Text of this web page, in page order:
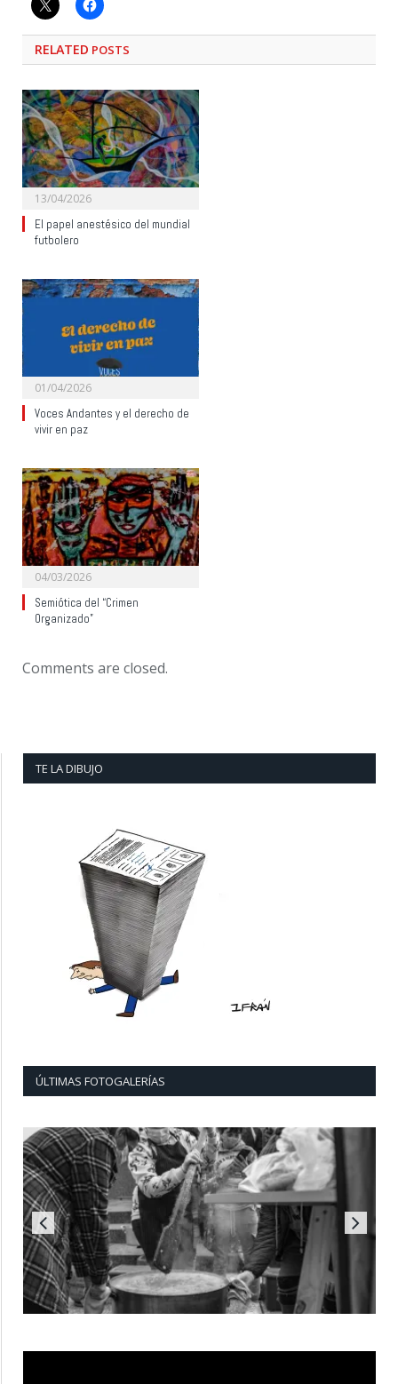
RELATED POSTS
13/04/2026
El papel anestésico del mundial
futbolero
01/04/2026
Voces Andantes y el derecho de
vivir en paz
04/03/2026
Semiótica del “Crimen
Organizado”
Comments are closed.
TE LA DIBUJO
ÚLTIMAS FOTOGALERÍAS